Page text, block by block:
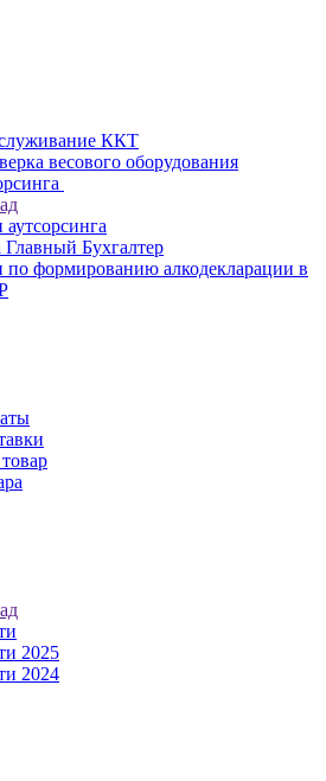
ККТ
весового оборудования
аутсорсинга
Главный Бухгалтер
по формированию алкодекларации в
2025
2024